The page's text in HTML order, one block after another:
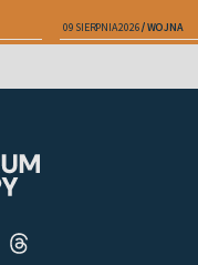
09 SIERPNIA 2026 WOJNA